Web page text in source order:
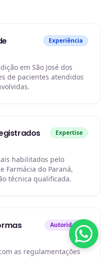
Experiência
em São José dos
de pacientes atendidos
Expertise
habilitados pelo
Farmácia do Paraná,
técnica qualificada.
Autoridade
as regulamentações